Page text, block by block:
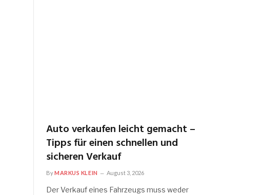
Auto verkaufen leicht gemacht –
Tipps für einen schnellen und
sicheren Verkauf
ByMARKUS KLEIN August 3, 2026
Der Verkauf eines Fahrzeugs muss weder